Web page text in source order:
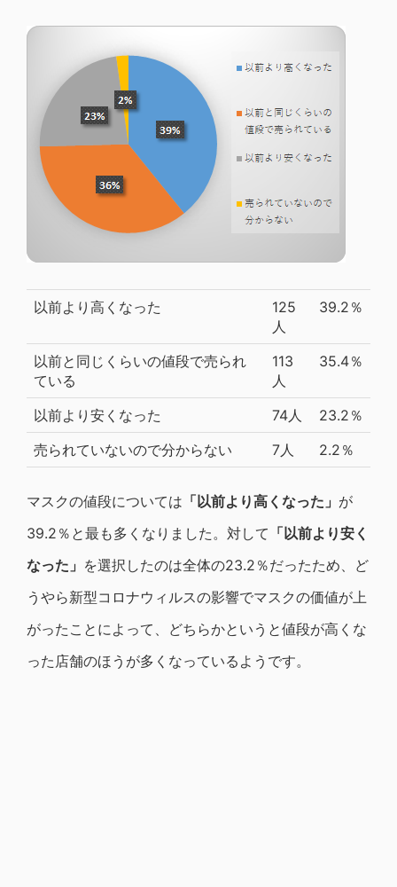
以前より高くなった
125
人
39.2％
以前と同じくらいの値段で売られ
ている
113
人
35.4％
以前より安くなった 74人
23.2％
売られていないので分からない
7人 2.2％
マスクの値段については 「以前より高くなった」 が
39.2％と最も多くなりました。対して 「以前より安く
なった」 を選択したのは全体の23.2％だったため、ど
うやら新型コロナウィルスの影響でマスクの価値が上
がったことによって、どちらかというと値段が高くな
った店舗のほうが多くなっているようです。